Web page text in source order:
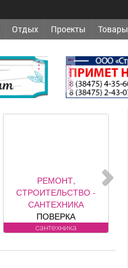
Отдых Проекты Товары
реклама
РЕМОНТ,
СТРОИТЕЛЬСТВО -
САНТЕХНИКА
ПОВЕРКА
ВОДОСЧЕТЧИКОВ на
замена, регистрация.
сантехника